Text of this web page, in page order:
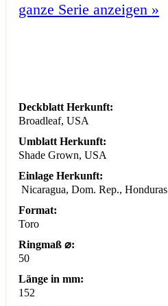
ganze Serie anzeigen »
Deckblatt Herkunft:
Broadleaf, USA
Umblatt Herkunft:
Shade Grown, USA
Einlage Herkunft:
Nicaragua, Dom. Rep., Honduras
Format:
Toro
Ringmaß ⌀:
50
Länge in mm:
152